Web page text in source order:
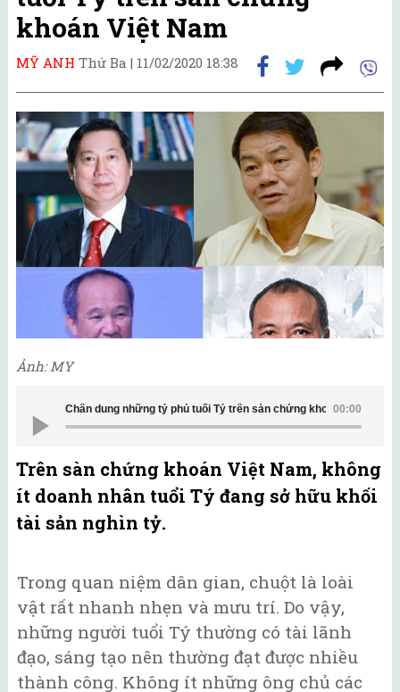
khoán Việt Nam
MỸ ANH Thứ Ba | 11/02/2020 18:38
Ảnh: MY
00:00
Chân dung những tỷ phú tuổi Tý trên sàn chứng khoán Việt Nam
Trên sàn chứng khoán Việt Nam, không
ít doanh nhân tuổi Tý đang sở hữu khối
tài sản nghìn tỷ.
Trong quan niệm dân gian, chuột là loài
vật rất nhanh nhẹn và mưu trí. Do vậy,
những người tuổi Tý thường có tài lãnh
đạo, sáng tạo nên thường đạt được nhiều
thành công. Không ít những ông chủ các